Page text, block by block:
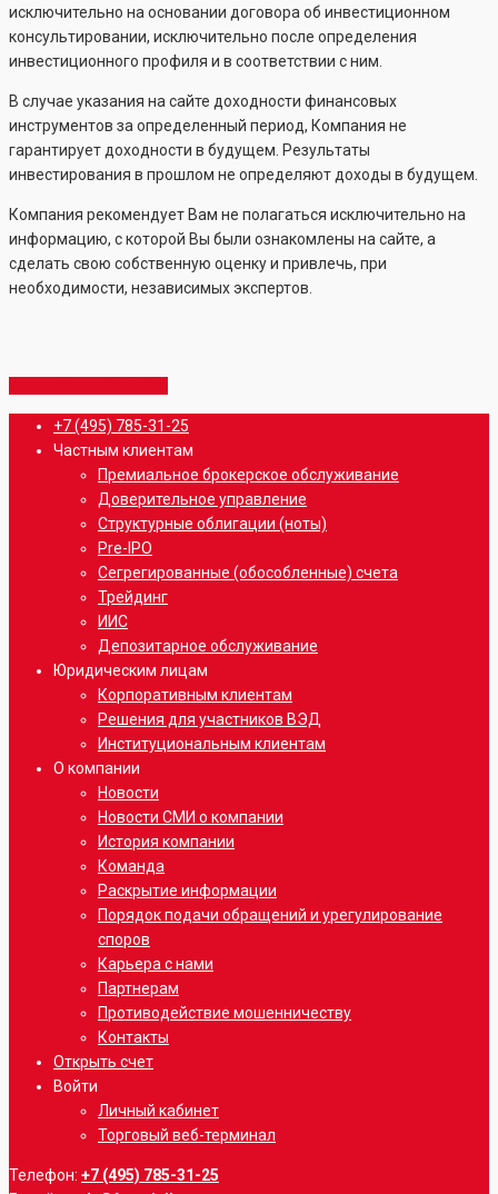
исключительно на основании договора об инвестиционном
консультировании, исключительно после определения
инвестиционного профиля и в соответствии с ним.
В случае указания на сайте доходности финансовых
инструментов за определенный период, Компания не
гарантирует доходности в будущем. Результаты
инвестирования в прошлом не определяют доходы в будущем.
Компания рекомендует Вам не полагаться исключительно на
информацию, с которой Вы были ознакомлены на сайте, а
сделать свою собственную оценку и привлечь, при
необходимости, независимых экспертов.
Close
Menu
+7 (495) 785-31-25
Частным клиентам
Премиальное брокерское обслуживание
Доверительное управление
Структурные облигации (ноты)
Pre-IPO
Сегрегированные (обособленные) счета
Трейдинг
ИИС
Депозитарное обслуживание
Юридическим лицам
Корпоративным клиентам
Решения для участников ВЭД
Институциональным клиентам
О компании
Новости
Новости СМИ о компании
История компании
Команда
Раскрытие информации
Порядок подачи обращений и урегулирование
споров
Карьера с нами
Партнерам
Противодействие мошенничеству
Контакты
Открыть счет
Войти
Личный кабинет
Торговый веб-терминал
Телефон: +7 (495) 785-31-25